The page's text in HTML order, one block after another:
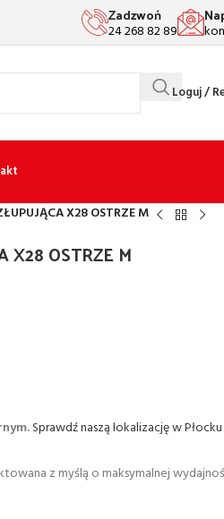
Zadzwoń
24 268 82 89
Loguj /
X28 OSTRZE M
X28 OSTRZE M
Sprawdź naszą lokalizację w Płocku
z myślą o maksymalnej